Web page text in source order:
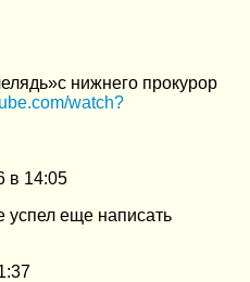
нижнего прокурор
watch?
в 14:05
еще написать